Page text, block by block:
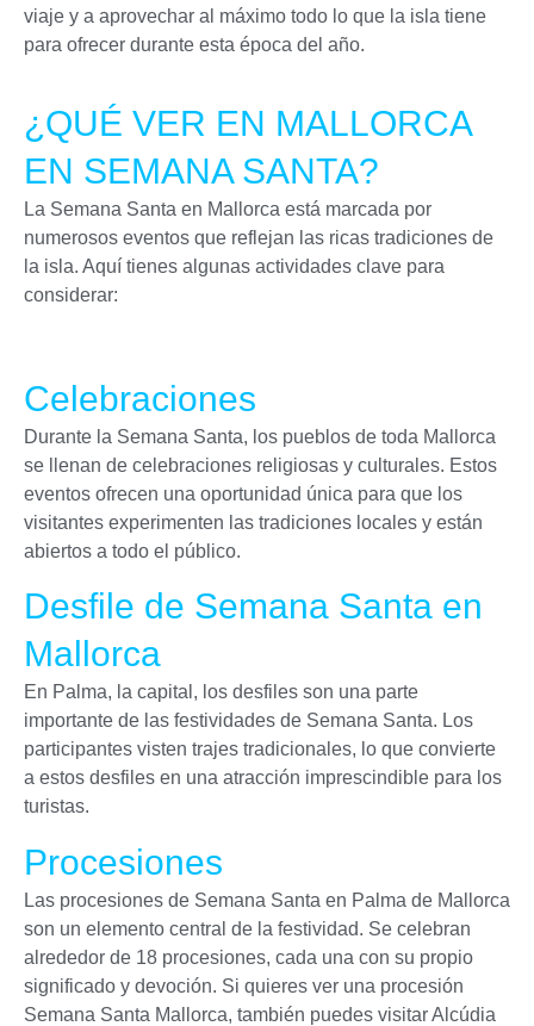
viaje y a aprovechar al máximo todo lo que la isla tiene
para ofrecer durante esta época del año.
¿QUÉ VER EN MALLORCA
EN SEMANA SANTA?
La Semana Santa en Mallorca está marcada por
numerosos eventos que reflejan las ricas tradiciones de
la isla. Aquí tienes algunas actividades clave para
considerar:
Celebraciones
Durante la Semana Santa, los pueblos de toda Mallorca
se llenan de celebraciones religiosas y culturales. Estos
eventos ofrecen una oportunidad única para que los
visitantes experimenten las tradiciones locales y están
abiertos a todo el público.
Desfile de Semana Santa en
Mallorca
En Palma, la capital, los desfiles son una parte
importante de las festividades de Semana Santa. Los
participantes visten trajes tradicionales, lo que convierte
a estos desfiles en una atracción imprescindible para los
turistas.
Procesiones
Las procesiones de Semana Santa en Palma de Mallorca
son un elemento central de la festividad. Se celebran
alrededor de 18 procesiones, cada una con su propio
significado y devoción. Si quieres ver una procesión
Semana Santa Mallorca, también puedes visitar Alcúdia